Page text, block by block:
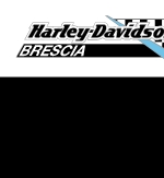
030 3366984